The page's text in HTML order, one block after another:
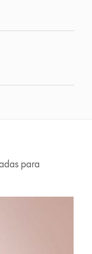
para